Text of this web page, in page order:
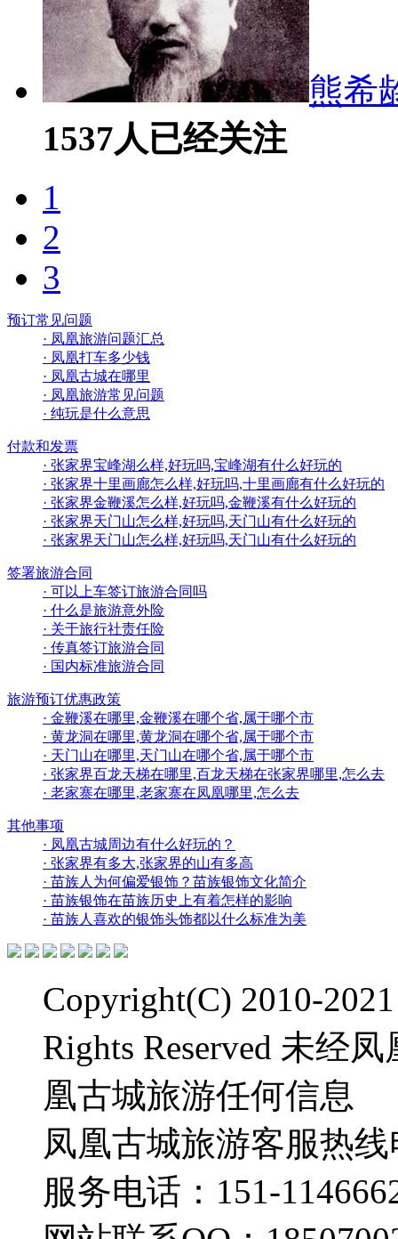
熊希
1537人已经关注
1
2
3
预订常见问题
· 凤凰旅游问题汇总
· 凤凰打车多少钱
· 凤凰古城在哪里
· 凤凰旅游常见问题
· 纯玩是什么意思
付款和发票
· 张家界宝峰湖么样,好玩吗,宝峰湖有什么好玩的
· 张家界十里画廊怎么样,好玩吗,十里画廊有什么好玩的
· 张家界金鞭溪怎么样,好玩吗,金鞭溪有什么好玩的
· 张家界天门山怎么样,好玩吗,天门山有什么好玩的
· 张家界天门山怎么样,好玩吗,天门山有什么好玩的
签署旅游合同
· 可以上车签订旅游合同吗
· 什么是旅游意外险
· 关于旅行社责任险
· 传真签订旅游合同
· 国内标准旅游合同
旅游预订优惠政策
· 金鞭溪在哪里,金鞭溪在哪个省,属于哪个市
· 黄龙洞在哪里,黄龙洞在哪个省,属于哪个市
· 天门山在哪里,天门山在哪个省,属于哪个市
· 张家界百龙天梯在哪里,百龙天梯在张家界哪里,怎么去
· 老家寨在哪里,老家寨在凤凰哪里,怎么去
其他事项
· 凤凰古城周边有什么好玩的？
· 张家界有多大,张家界的山有多高
· 苗族人为何偏爱银饰？苗族银饰文化简介
· 苗族银饰在苗族历史上有着怎样的影响
· 苗族人喜欢的银饰头饰都以什么标准为美
Copyright(C) 2010-
Rights Reserved 未经
凰古城旅游任何信息
凤凰古城旅游客服热线
服务电话：151-